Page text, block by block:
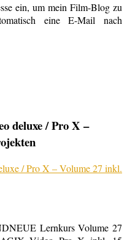
ein, um mein Film-Blog zu
eine E-Mail nach
deluxe / Pro X –
Lernkurs Volume 27